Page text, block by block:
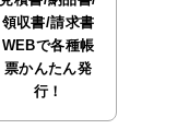
領収書/請求書
WEBで各種帳
票かんたん発
行！